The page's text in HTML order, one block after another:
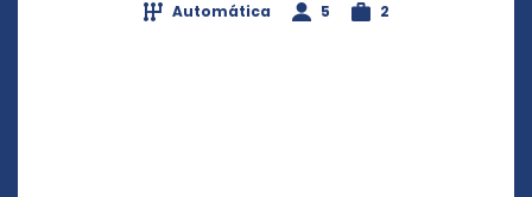
Automática 5 2